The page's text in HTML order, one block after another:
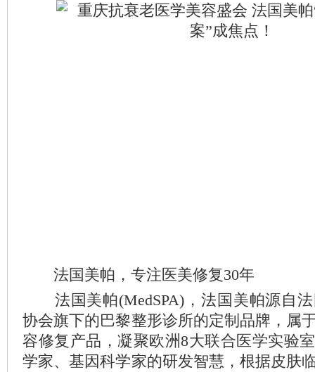
法国美帕，专注医美修复30年
法国美帕(MedSPA)，法国美帕源自法
协会旗下的巴黎整形诊所的定制品牌，属
容修复产品，凝聚欧洲8大联合医学实验
学家、基因科学家的研发智慧，根据皮肤